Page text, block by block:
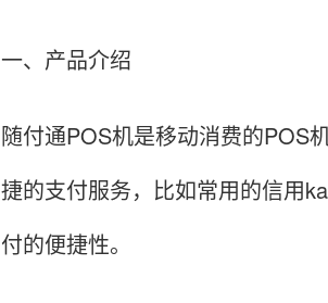
一、产品介绍
随付通POS机是移动消费的POS
捷的支付服务，比如常用的信用
付的便捷性。